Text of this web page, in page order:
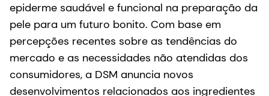
epiderme saudável e funcional na preparação da
pele para um futuro bonito. Com base em
percepções recentes sobre as tendências do
mercado e as necessidades não atendidas dos
consumidores, a DSM anuncia novos
desenvolvimentos relacionados aos ingredientes